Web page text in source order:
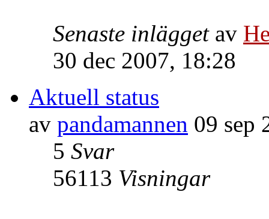
Senaste inlägget av
30 dec 2007, 18:28
Aktuell status
av pandamannen 09 sep
5 Svar
56113 Visningar